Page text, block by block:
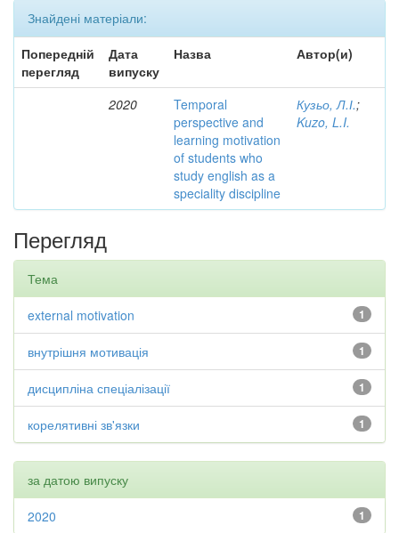
Знайдені матеріали:
Попередній
перегляд
Дата
випуску
Назва Автор(и)
2020
Temporal
perspective and
learning motivation
of students who
study english as a
speciality discipline
Кузьо, Л.І.;
Kuzo, L.I.
Перегляд
Тема
1
external motivation
1
внутрішня мотивація
1
дисципліна спеціалізації
1
корелятивні зв'язки
за датою випуску
1
2020